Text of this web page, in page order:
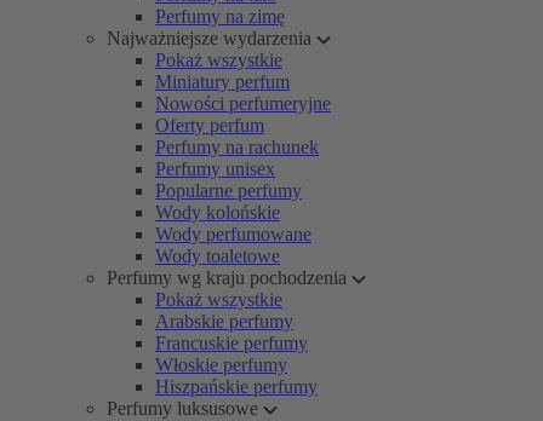
Perfumy na zimę
Najważniejsze wydarzenia
Pokaż wszystkie
Miniatury perfum
Nowości perfumeryjne
Oferty perfum
Perfumy na rachunek
Perfumy unisex
Popularne perfumy
Wody kolońskie
Wody perfumowane
Wody toaletowe
Perfumy wg kraju pochodzenia
Pokaż wszystkie
Arabskie perfumy
Francuskie perfumy
Włoskie perfumy
Hiszpańskie perfumy
Perfumy luksusowe